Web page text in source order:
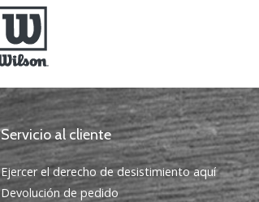
Servicio al cliente
Ejercer el derecho de desistimiento aquí
Devolución de pedido